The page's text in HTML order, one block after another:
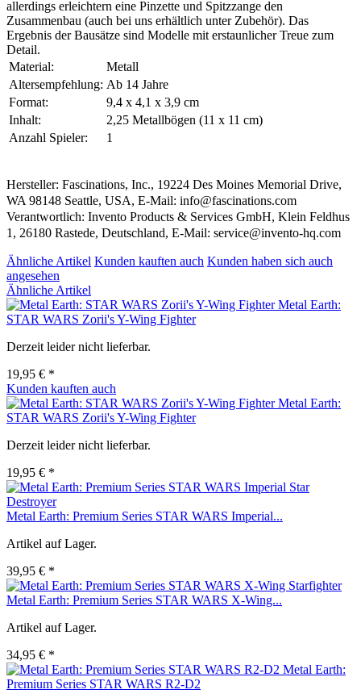
allerdings erleichtern eine Pinzette und Spitzzange den
Zusammenbau (auch bei uns erhältlich unter Zubehör). Das
Ergebnis der Bausätze sind Modelle mit erstaunlicher Treue zum
Detail.
Material:
Metall
Altersempfehlung: Ab 14 Jahre
Format:
9,4 x 4,1 x 3,9 cm
Inhalt:
2,25 Metallbögen (11 x 11 cm)
Anzahl Spieler:
1
Hersteller: Fascinations, Inc., 19224 Des Moines Memorial Drive,
WA 98148 Seattle, USA, E-Mail: info@fascinations.com
Verantwortlich: Invento Products & Services GmbH, Klein Feldhus
1, 26180 Rastede, Deutschland, E-Mail: service@invento-hq.com
Ähnliche Artikel Kunden kauften auch Kunden haben sich auch
angesehen
Ähnliche Artikel
Metal Earth:
STAR WARS Zorii's Y-Wing Fighter
Derzeit leider nicht lieferbar.
19,95 € *
Kunden kauften auch
Metal Earth:
STAR WARS Zorii's Y-Wing Fighter
Derzeit leider nicht lieferbar.
19,95 € *
Metal Earth: Premium Series STAR WARS Imperial...
Artikel auf Lager.
39,95 € *
Metal Earth: Premium Series STAR WARS X-Wing...
Artikel auf Lager.
34,95 € *
Metal Earth:
Premium Series STAR WARS R2-D2